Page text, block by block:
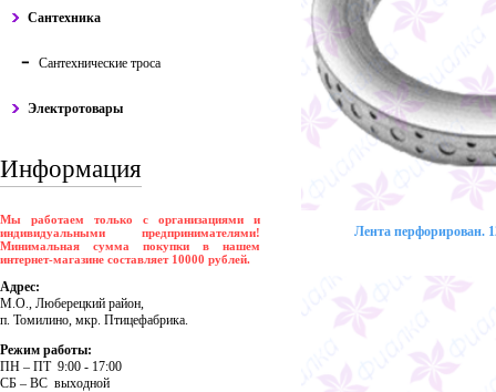
Сантехника
Сантехнические троса
Электротовары
Информация
Мы работаем только с организациями и
индивидуальными предпринимателями!
Минимальная сумма покупки в нашем
интернет-магазине составляет 10000 рублей.
Адрес:
М.О., Люберецкий район,
п. Томилино, мкр. Птицефабрика.
Режим работы:
ПH – ПT 9:00 - 17:00
CБ – BC выходной
Лента перфорирован.